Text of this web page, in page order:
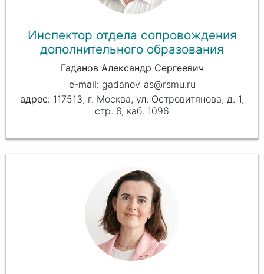
Инспектор отдела сопровождения
дополнительного образования
Гаданов Александр Сергеевич
gadanov_as@rsmu.ru
117513, г. Москва, ул. Островитянова, д. 1,
стр. 6, каб. 1096